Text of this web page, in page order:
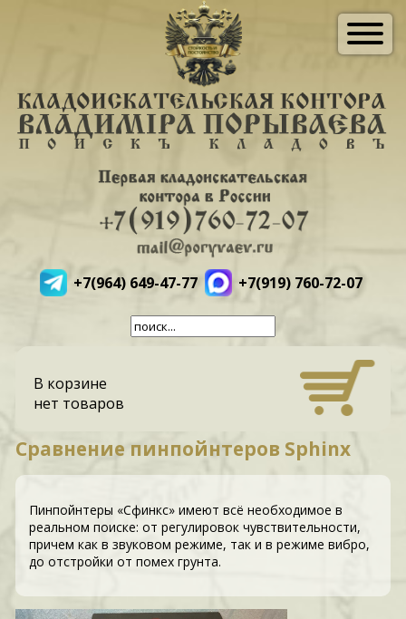
+7(964) 649-47-77 +7(919) 760-72-07
В корзине
нет товаров
Сравнение пинпойнтеров Sphinx
Пинпойнтеры «Сфинкс» имеют всё необходимое в
реальном поиске: от регулировок чувствительности,
причем как в звуковом режиме, так и в режиме вибро,
до отстройки от помех грунта.